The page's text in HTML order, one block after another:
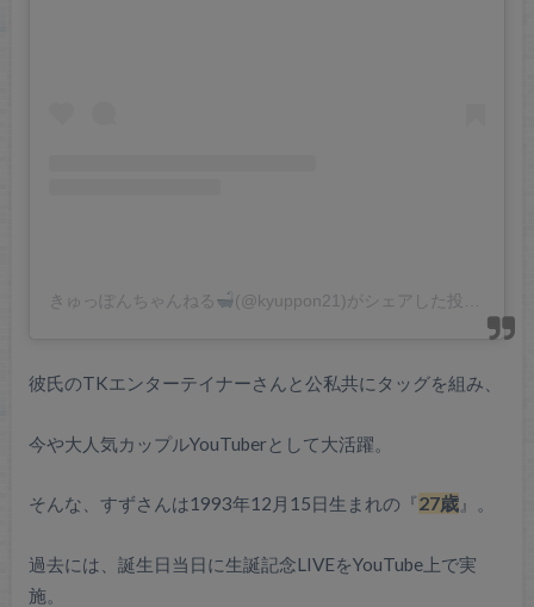
きゅっぽんちゃんねる (@kyuppon21)がシェアした投稿
彼氏のTKエンターテイナーさんと公私共にタッグを組み、
今や大人気カップルYouTuberとして大活躍。
そんな、すずさんは1993年12月15日生まれの『27歳』。
過去には、誕生日当日に生誕記念LIVEをYouTube上で実
施。